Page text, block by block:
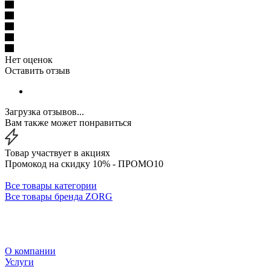
Нет оценок
Оставить отзыв
Загрузка отзывов...
Вам также может понравиться
Товар участвует в акциях
Промокод на скидку 10% - ПРОМО10
Все товары категории
Все товары бренда ZORG
О компании
Услуги